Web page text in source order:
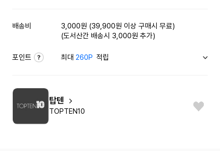
배송비
3,000원 (39,900원 이상 구매시 무료)
(도서산간 배송시 3,000원 추가)
포인트 최대260P 적립
탑텐
TOPTEN10